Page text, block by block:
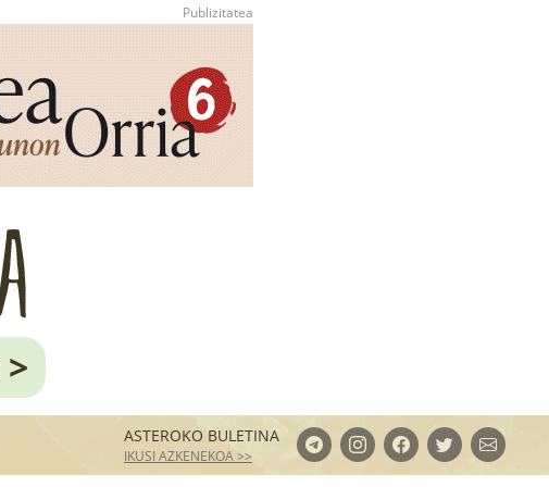
>
ASTEROKO BULETINA
IKUSI AZKENEKOA >>